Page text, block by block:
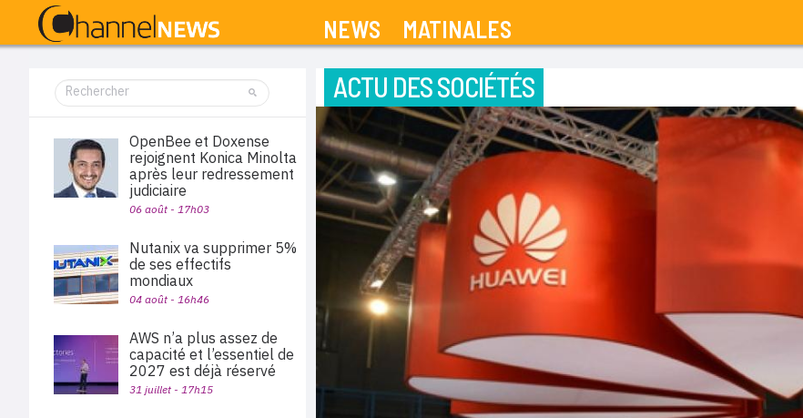
NEWS MATINALES
ACTU DES SOCIÉTÉS
OpenBee et Doxense
rejoignent Konica Minolta
après leur redressement
judiciaire
06 août - 17h03
Nutanix va supprimer 5%
de ses effectifs
mondiaux
04 août - 16h46
AWS n’a plus assez de
capacité et l’essentiel de
2027 est déjà réservé
31 juillet - 17h15